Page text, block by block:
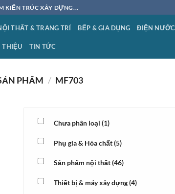
KIẾN TRÚC XÂY DỰNG...
THẤT & TRANG TRÍ BẾP & GIA DỤNG ĐIỆN NƯỚC
THIỆU TIN TỨC
PHẨM / MF703
Chưa phân loại (1)
Phụ gia & Hóa chất (5)
Sản phẩm nội thất (46)
Thiết bị & máy xây dựng (4)